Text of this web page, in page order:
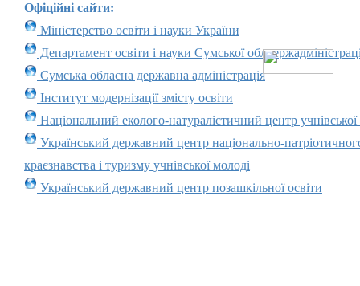
Офіційні сайти:
Міністерство освіти і науки України
Департамент освіти і науки Сумської
Сумська обласна державна адміністрація
Інститут модернізації змісту освіти
Національний еколого-натуралістичний центр учнівської
Український державний центр національно-
краєзнавства і туризму учнівської молоді
Український державний центр позашкільної освіти